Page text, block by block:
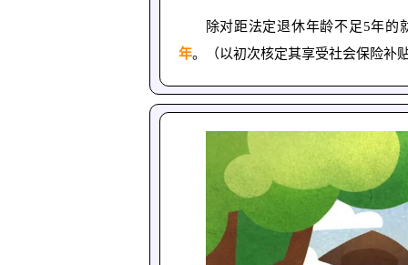
除对距法定退休年龄不足5年的
年。（以初次核定其享受社会保险补